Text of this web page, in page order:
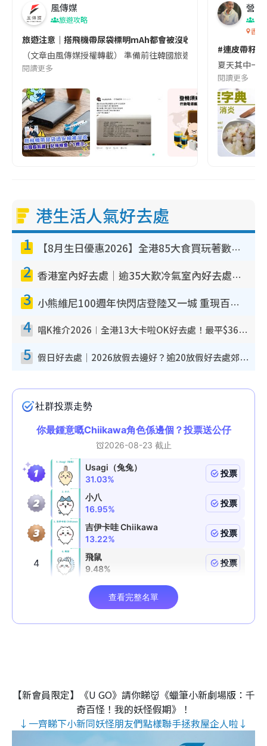
風傳媒
旅遊攻略
旅遊注意｜搭飛機帶尿袋標明mAh都會被沒收😱出發前切記檢查
（文章由風傳媒授權轉載） 準備前往韓國旅遊的民眾，近期要
閱讀更多
營養
香港
#連皮帶籽
夏天其中一
閱讀更多
港生活人氣好去處
1 【8月生日優惠2026】全港85大食買玩著數攻略 自助餐/火鍋放題同行免費＋誠品/DONKI送現金券
2 香港室內好去處｜逾35大歎冷氣室內好去處推介 室內活動免費避雨無懼落雨
3 小熊維尼100週年快閃店登陸又一城 重現百畝森林經典場景／獨家限定盲盒登場／專屬DIY香水
4 唱K推介2026︱全港13大卡啦OK好去處！最平$36起 日文K都有！(附地址+收費詳情)
5 假日好去處｜2026放假去邊好？逾20放假好去處郊外/秘景 休閒半日或一日遊
【新會員限定】《U GO》請你睇👹《蠟筆小新劇場版：千
奇百怪！我的妖怪假期》！
↓一齊睇下小新同妖怪朋友們點樣聯手拯救屋企人啦↓